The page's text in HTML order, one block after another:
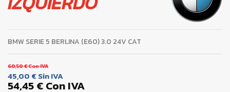
BMW SERIE 5 BERLINA (E60) 3.0 24V CAT
60,50 €Con IVA
45,00 € Sin IVA
54,45 €Con IVA